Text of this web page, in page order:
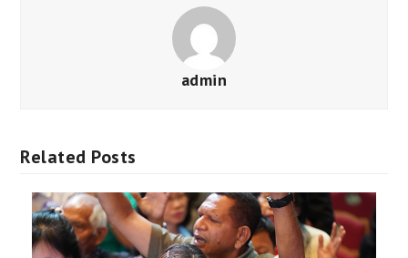
admin
Related Posts